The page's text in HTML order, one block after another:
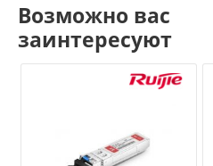
Возможно вас
заинтересуют